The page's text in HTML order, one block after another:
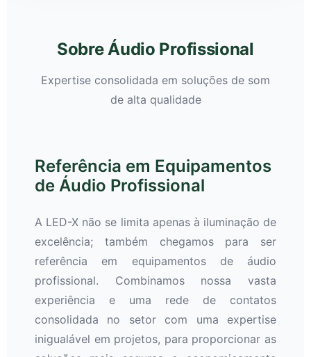
Sobre Áudio Profissional
Expertise consolidada em soluções de som
de alta qualidade
Referência em Equipamentos
de Áudio Profissional
A LED-X não se limita apenas à iluminação de
excelência; também chegamos para ser
referência em equipamentos de áudio
profissional. Combinamos nossa vasta
experiência e uma rede de contatos
consolidada no setor com uma expertise
inigualável em projetos, para proporcionar as